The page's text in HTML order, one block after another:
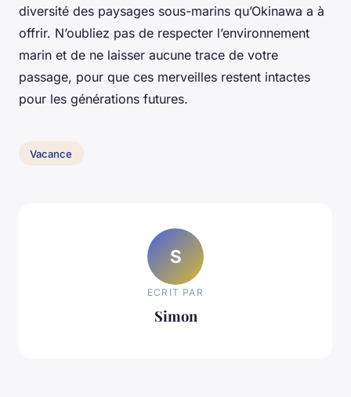
diversité des paysages sous-marins qu’Okinawa a à
offrir. N’oubliez pas de respecter l’environnement
marin et de ne laisser aucune trace de votre
passage, pour que ces merveilles restent intactes
pour les générations futures.
Vacance
S
ECRIT PAR
Simon